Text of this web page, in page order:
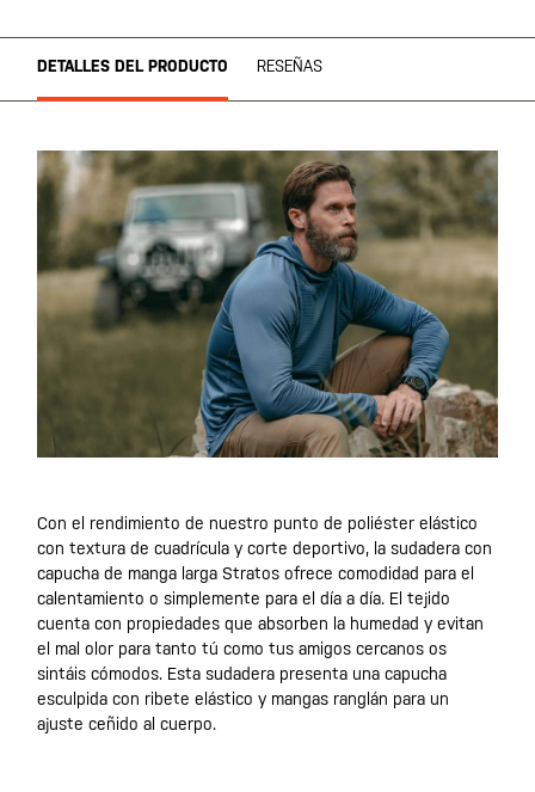
DETALLES DEL PRODUCTO RESEÑAS
Con el rendimiento de nuestro punto de poliéster elástico
con textura de cuadrícula y corte deportivo, la sudadera con
capucha de manga larga Stratos ofrece comodidad para el
calentamiento o simplemente para el día a día. El tejido
cuenta con propiedades que absorben la humedad y evitan
el mal olor para tanto tú como tus amigos cercanos os
sintáis cómodos. Esta sudadera presenta una capucha
esculpida con ribete elástico y mangas ranglán para un
ajuste ceñido al cuerpo.